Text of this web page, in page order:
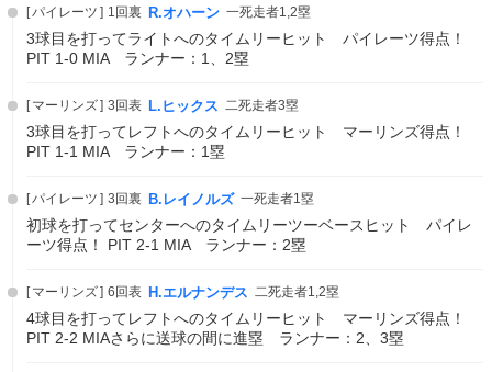
パイレーツ 1回裏 R.オハーン 一死走者1,2塁
3球目を打ってライトへのタイムリーヒット パイレーツ得点！
PIT 1-0 MIA ランナー：1、2塁
マーリンズ 3回表 L.ヒックス 二死走者3塁
3球目を打ってレフトへのタイムリーヒット マーリンズ得点！
PIT 1-1 MIA ランナー：1塁
パイレーツ 3回裏 B.レイノルズ 一死走者1塁
初球を打ってセンターへのタイムリーツーベースヒット パイレ
ーツ得点！ PIT 2-1 MIA ランナー：2塁
マーリンズ 6回表 H.エルナンデス 二死走者1,2塁
4球目を打ってレフトへのタイムリーヒット マーリンズ得点！
PIT 2-2 MIAさらに送球の間に進塁 ランナー：2、3塁